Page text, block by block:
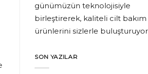
günümüzün teknolojisiyle
birleştirerek, kaliteli cilt bakım
ürünlerini sizlerle
SON YAZILAR